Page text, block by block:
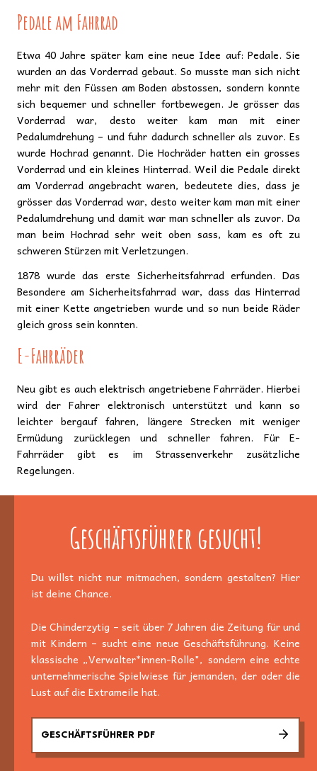
Pedale am Fahrrad
Etwa 40 Jahre später kam eine neue Idee auf: Pedale. Sie
wurden an das Vorderrad gebaut. So musste man sich nicht
mehr mit den Füssen am Boden abstossen, sondern konnte
sich bequemer und schneller fortbewegen. Je grösser das
Vorderrad war, desto weiter kam man mit einer
Pedalumdrehung – und fuhr dadurch schneller als zuvor. Es
wurde Hochrad genannt. Die Hochräder hatten ein grosses
Vorderrad und ein kleines Hinterrad. Weil die Pedale direkt
am Vorderrad angebracht waren, bedeutete dies, dass je
grösser das Vorderrad war, desto weiter kam man mit einer
Pedalumdrehung und damit war man schneller als zuvor. Da
man beim Hochrad sehr weit oben sass, kam es oft zu
schweren Stürzen mit Verletzungen.
1878 wurde das erste Sicherheitsfahrrad erfunden. Das
Besondere am Sicherheitsfahrrad war, dass das Hinterrad
mit einer Kette angetrieben wurde und so nun beide Räder
gleich gross sein konnten.
E-Fahrräder
Neu gibt es auch elektrisch angetriebene Fahrräder. Hierbei
wird der Fahrer elektronisch unterstützt und kann so
leichter bergauf fahren, längere Strecken mit weniger
Ermüdung zurücklegen und schneller fahren. Für E-
Fahrräder gibt es im Strassenverkehr zusätzliche
Regelungen.
Geschäftsführer gesucht!
Du willst nicht nur mitmachen, sondern gestalten? Hier
ist deine Chance.
Die Chinderzytig – seit über 7 Jahren die Zeitung für und
mit Kindern – sucht eine neue Geschäftsführung. Keine
klassische „Verwalter*innen-Rolle", sondern eine echte
unternehmerische Spielwiese für jemanden, der oder die
Lust auf die Extrameile hat.
GESCHÄFTSFÜHRER PDF